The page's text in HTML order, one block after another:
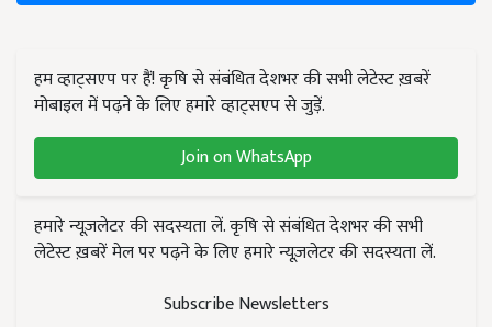
हम व्हाट्सएप पर हैं! कृषि से संबंधित देशभर की सभी लेटेस्ट ख़बरें
मोबाइल में पढ़ने के लिए हमारे व्हाट्सएप से जुड़ें.
Join on WhatsApp
हमारे न्यूज़लेटर की सदस्यता लें. कृषि से संबंधित देशभर की सभी
लेटेस्ट ख़बरें मेल पर पढ़ने के लिए हमारे न्यूज़लेटर की सदस्यता लें.
Subscribe Newsletters